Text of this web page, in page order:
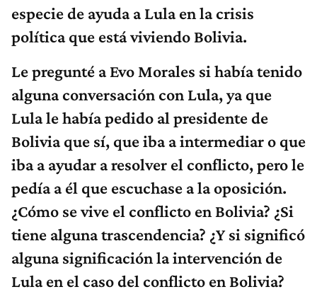
especie de ayuda a Lula en la crisis
política que está viviendo Bolivia.
Le pregunté a Evo Morales si había tenido
alguna conversación con Lula, ya que
Lula le había pedido al presidente de
Bolivia que sí, que iba a intermediar o que
iba a ayudar a resolver el conflicto, pero le
pedía a él que escuchase a la oposición.
¿Cómo se vive el conflicto en Bolivia? ¿Si
tiene alguna trascendencia? ¿Y si significó
alguna significación la intervención de
Lula en el caso del conflicto en Bolivia?